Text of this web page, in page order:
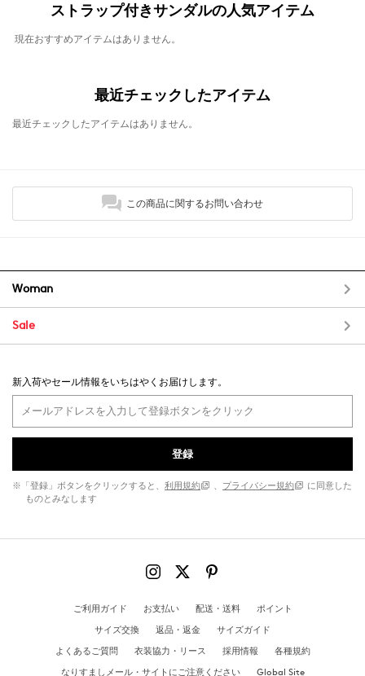
ストラップ付きサンダルの人気アイテム
現在おすすめアイテムはありません。
最近チェックしたアイテム
最近チェックしたアイテムはありません。
この商品に関するお問い合わせ
Woman
Sale
新入荷やセール情報をいちはやくお届けします。
登録
※「登録」ボタンをクリックすると、 利用規約 、 プライバシー規約
に同意した
ものとみなします
ご利用ガイド お支払い 配送・送料
ポイント
サイズ交換
返品・返金
サイズガイド
よくあるご質問
衣装協力・リース 採用情報
各種規約
なりすましメール・サイトにご注意ください
Global Site